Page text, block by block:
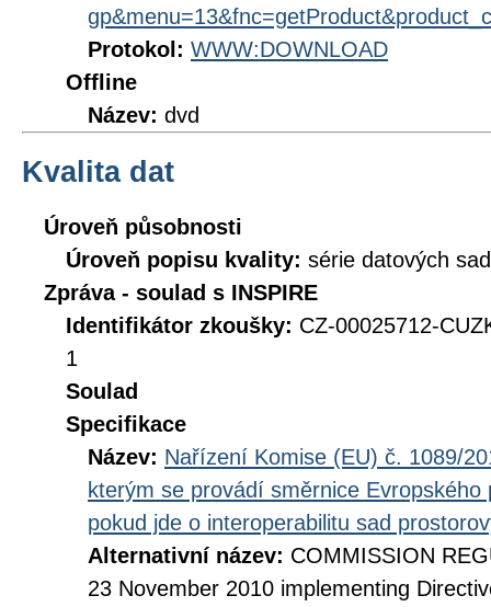
Protokol: WWW:DOWNLOAD
Offline
Název: dvd
Kvalita dat
Úroveň působnosti
Úroveň popisu kvality: série datových sad
Zpráva - soulad s INSPIRE
Identifikátor zkoušky: CZ-00025712-
1
Soulad
Specifikace
Název: Nařízení Komise (EU) č. 1089/
kterým se provádí směrnice
pokud jde o interoperabilitu sad
Alternativní název: COMMISSION
23 November 2010 implementing